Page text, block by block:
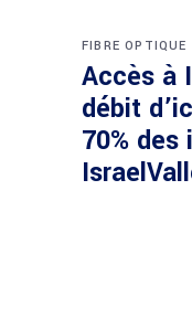
FIBRE OPTIQUE
Accès à
débit
70%